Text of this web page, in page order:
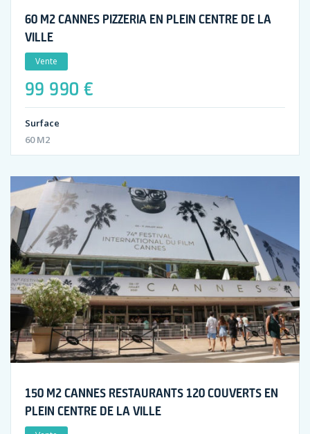
60 M2 CANNES PIZZERIA EN PLEIN CENTRE DE LA
VILLE
Vente
99 990 €
Surface
60 M2
150 M2 CANNES RESTAURANTS 120 COUVERTS EN
PLEIN CENTRE DE LA VILLE